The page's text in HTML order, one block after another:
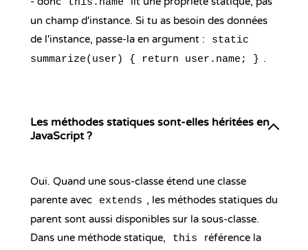
this.name
un champ d'instance. Si tu as besoin des données
de l'instance, passe-la en argument :
static
summarize(user) { return user.name; } .
Les méthodes statiques sont-elles héritées en
JavaScript ?
Oui. Quand une sous-classe étend une classe
parente avec
extends , les méthodes statiques du
parent sont aussi disponibles sur la sous-classe.
Dans une méthode statique,
this
référence la